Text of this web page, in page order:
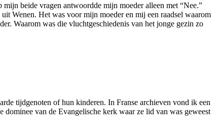
beide vragen antwoordde mijn moeder alleen met “Nee.”
Wenen. Het was voor mijn moeder en mij een raadsel waarom
Waarom was die vluchtgeschiedenis van het jonge gezin zo
tijdgenoten of hun kinderen. In Franse archieven vond ik een
van de Evangelische kerk waar ze lid van was geweest